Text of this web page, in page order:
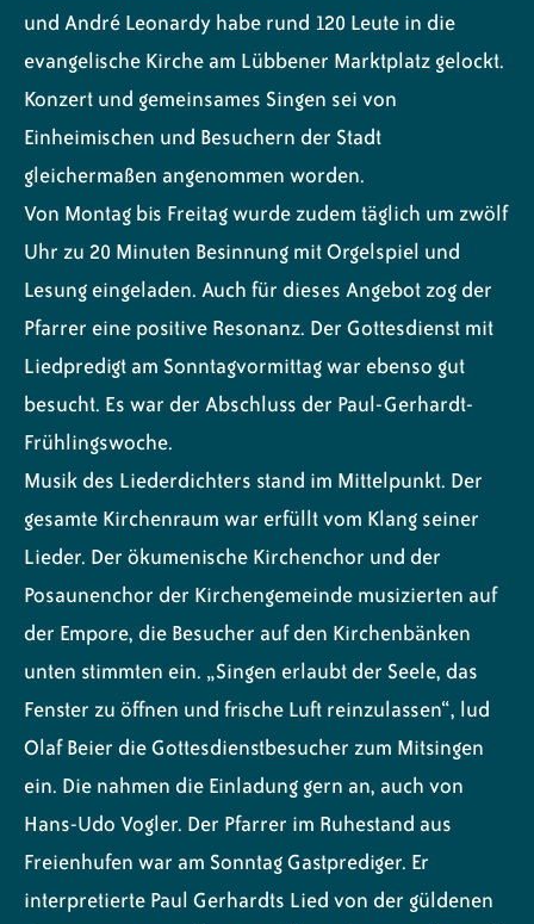
und André Leonardy habe rund 120 Leute in die
evangelische Kirche am Lübbener Marktplatz gelockt.
Konzert und gemeinsames Singen sei von
Einheimischen und Besuchern der Stadt
gleichermaßen angenommen worden.
Von Montag bis Freitag wurde zudem täglich um zwölf
Uhr zu 20 Minuten Besinnung mit Orgelspiel und
Lesung eingeladen. Auch für dieses Angebot zog der
Pfarrer eine positive Resonanz. Der Gottesdienst mit
Liedpredigt am Sonntagvormittag war ebenso gut
besucht. Es war der Abschluss der Paul-Gerhardt-
Frühlingswoche.
Musik des Liederdichters stand im Mittelpunkt. Der
gesamte Kirchenraum war erfüllt vom Klang seiner
Lieder. Der ökumenische Kirchenchor und der
Posaunenchor der Kirchengemeinde musizierten auf
der Empore, die Besucher auf den Kirchenbänken
unten stimmten ein. „Singen erlaubt der Seele, das
Fenster zu öffnen und frische Luft reinzulassen“, lud
Olaf Beier die Gottesdienstbesucher zum Mitsingen
ein. Die nahmen die Einladung gern an, auch von
Hans-Udo Vogler. Der Pfarrer im Ruhestand aus
Freienhufen war am Sonntag Gastprediger. Er
interpretierte Paul Gerhardts Lied von der güldenen